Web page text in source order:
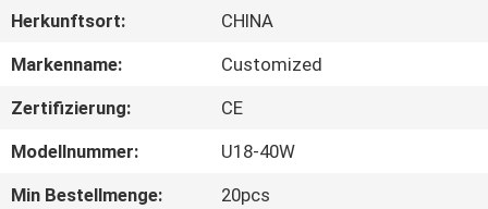
ÜBER
UNS
FABRIK-
AUSFLUG
Herkunftsort:
CHINA
Markenname:
Customized
Zertifizierung:
CE
Modellnummer:
U18-40W
Min Bestellmenge:
20pcs